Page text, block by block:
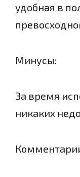
удобная в
Минусы:
За время
никаких